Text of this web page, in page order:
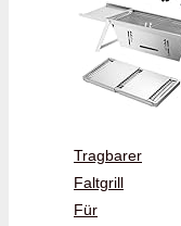
Tragbarer
Faltgrill
Für